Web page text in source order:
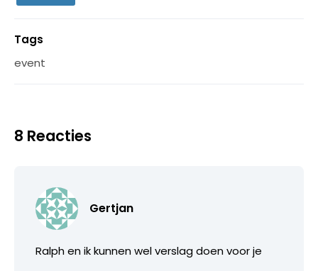
Tags
event
8 Reacties
Gertjan
Ralph en ik kunnen wel verslag doen voor je